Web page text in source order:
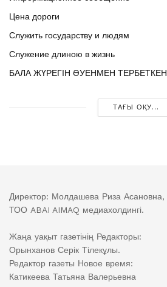
Цена дороги
Служить государству и людям
Служение длиною в жизнь
БАЛА ЖҮРЕГІН ӘУЕНМЕН ТЕРБЕТКЕН
ТАҒЫ ОҚУ...
Директор: Молдашева Риза Асановна,
ТОО ABAI AIMAQ медиахолдингі.
Жаңа уақыт газетінің Редакторы:
Орынханов Серік Тілекұлы.
Редактор газеты Новое время:
Катикеева Татьяна Валерьевна